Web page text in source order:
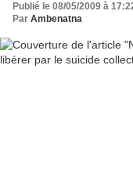
Publié le 08/05/2009 à
Par Ambenatna